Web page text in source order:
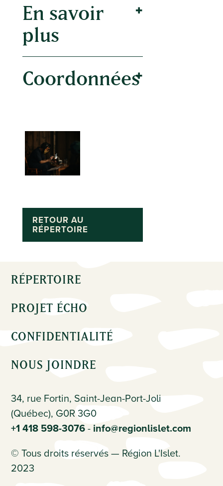
En savoir
plus
Coordonnées
RETOUR AU
RÉPERTOIRE
RÉPERTOIRE
PROJET ÉCHO
CONFIDENTIALITÉ
NOUS JOINDRE
34, rue Fortin, Saint-Jean-Port-Joli
(Québec), G0R 3G0
+1 418 598-3076 - info@regionlislet.com
© Tous droits réservés — Région L'Islet.
2023